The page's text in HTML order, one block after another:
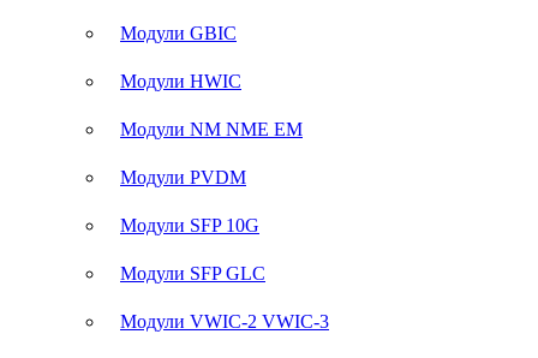
Модули GBIC
Модули HWIC
Модули NM NME EM
Модули PVDM
Модули SFP 10G
Модули SFP GLC
Модули VWIC-2 VWIC-3